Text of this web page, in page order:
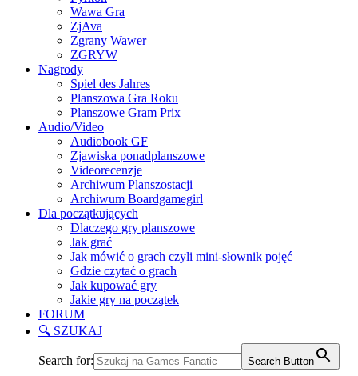
Wawa Gra
ZjAva
Zgrany Wawer
ZGRYW
Nagrody
Spiel des Jahres
Planszowa Gra Roku
Planszowe Gram Prix
Audio/Video
Audiobook GF
Zjawiska ponadplanszowe
Videorecenzje
Archiwum Planszostacji
Archiwum Boardgamegirl
Dla początkujących
Dlaczego gry planszowe
Jak grać
Jak mówić o grach czyli mini-słownik pojęć
Gdzie czytać o grach
Jak kupować gry
Jakie gry na początek
FORUM
🔍 SZUKAJ
Search for: Search Button